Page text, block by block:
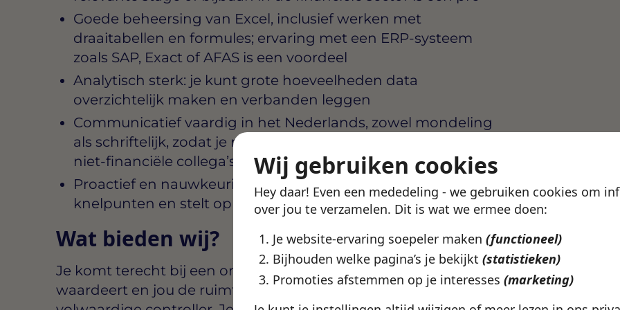
Wij gebruiken cookies
Hey daar! Even een mededeling - we gebruiken cookies om
over jou te verzamelen. Dit is wat we ermee doen:
Je website-ervaring soepeler maken (functioneel)
Bijhouden welke pagina’s je bekijkt (statistieken)
Promoties afstemmen op je interesses (marketing)
Goede beheersing van Excel, inclusief werken met
draaitabellen en formules; ervaring met een ERP-systeem
zoals SAP, Exact of AFAS is een voordeel
Analytisch sterk: je kunt grote hoeveelheden data
overzichtelijk maken en verbanden leggen
Communicatief vaardig in het Nederlands, zowel mondeling
als schriftelijk, zodat je rapportages helder presenteert aan
niet-financiële collega’s
Proactief en nauwkeurig: je wacht niet af maar signaleert zelf
knelpunten en stelt oplossingen voor
Wat bieden wij?
Je komt terecht bij een organisatie in Alkmaar die groei
waardeert en jou de ruimte geeft om je te ontwikkelen tot een